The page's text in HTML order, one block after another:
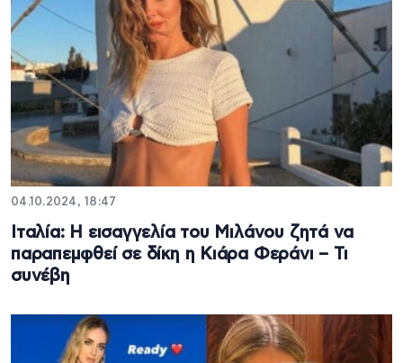
04.10.2024, 18:47
Ιταλία: Η εισαγγελία του Μιλάνου ζητά να
παραπεμφθεί σε δίκη η Κιάρα Φεράνι – Τι
συνέβη